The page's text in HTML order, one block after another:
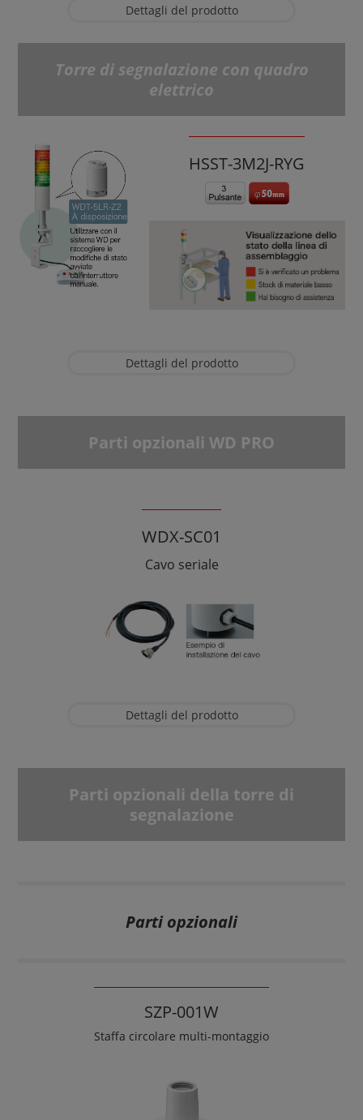
Dettagli del prodotto
Torre di segnalazione con quadro
elettrico
HSST-3M2J-RYG
Dettagli del prodotto
Parti opzionali WD PRO
WDX-SC01
Cavo seriale
Dettagli del prodotto
Parti opzionali della torre di
segnalazione
Parti opzionali
SZP-001W
Staffa circolare multi-montaggio